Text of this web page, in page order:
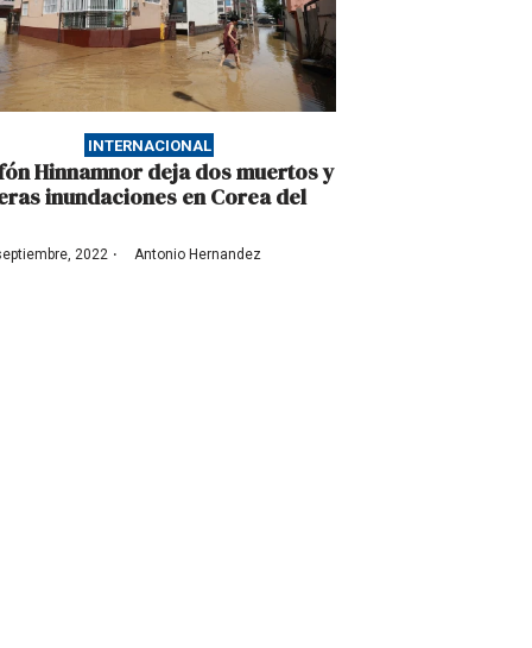
INTERNACIONAL
Hinnamnor deja dos muertos y
inundaciones en Corea del
2022 · Antonio Hernandez